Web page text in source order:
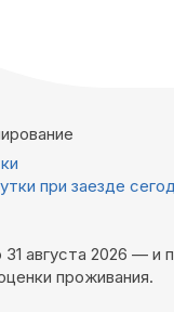
при заезде
августа 2026 — и
проживания.